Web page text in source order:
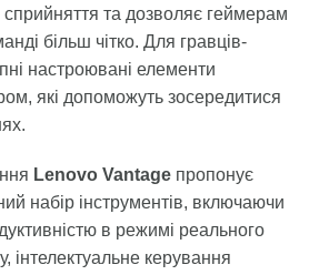
та дозволяє геймерам
більш чітко. Для гравців-
настроювані елементи
які допоможуть зосередитися
Lenovo Vantage пропонує
набір інструментів, включаючи
в режимі реального
інтелектуальне керування